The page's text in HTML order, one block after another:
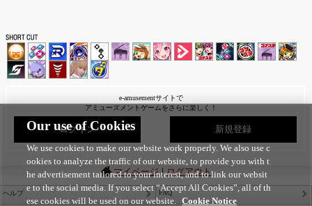
e-amusementサイトで
アミューズメントゲームをさらに楽しく！
ログイン 新規登録
マイページ|ログアウト
ヘルプ FAQ
Our use of Cookies
We use cookies to make our website work properly. We also use c
ookies to analyze the traffic of our website, to provide you with t
he advertisement tailored to your interest, and to link our websit
e to the social media. If you select “Accept All Cookies”, all of th
ese cookies will be used on our website. Cookie Notice